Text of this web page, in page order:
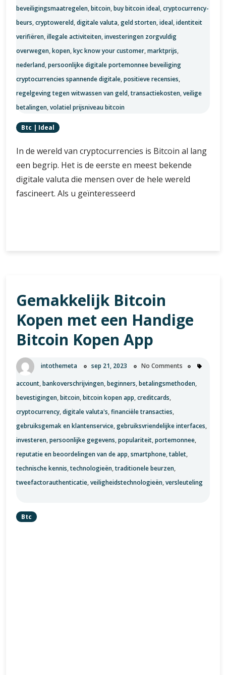
beveiligingsmaatregelen,bitcoin,buy bitcoin ideal,cryptocurrency-
beurs,cryptowereld,digitale valuta,geld storten,ideal,identiteit
verifiëren,illegale activiteiten,investeringen zorgvuldig
overwegen,kopen,kyc know your customer,marktprijs,
nederland,persoonlijke digitale portemonnee beveiliging
cryptocurrencies spannende digitale,positieve recensies,
regelgeving tegen witwassen van geld,transactiekosten,veilige
betalingen,volatiel prijsniveau bitcoin
Btc | Ideal
In de wereld van cryptocurrencies is Bitcoin al lang
een begrip. Het is de eerste en meest bekende
digitale valuta die mensen over de hele wereld
fascineert. Als u geïnteresseerd
Veilig
Cryptocurrency
Verwerven
Gemakkelijk Bitcoin
Kopen met een Handige
Bitcoin Kopen App
intothemeta sep 21, 2023 No Comments
account,bankoverschrijvingen,beginners,betalingsmethoden,
bevestigingen,bitcoin,bitcoin kopen app,creditcards,
cryptocurrency,digitale valuta's,financiële transacties,
gebruiksgemak en klantenservice,gebruiksvriendelijke interfaces,
investeren,persoonlijke gegevens,populariteit,portemonnee,
reputatie en beoordelingen van de app,smartphone,tablet,
technische kennis,technologieën,traditionele beurzen,
tweefactorauthenticatie,veiligheidstechnologieën,versleuteling
Btc